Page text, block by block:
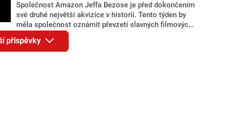
Společnost Amazon Jeffa Bezose je před dokončením
své druhé největší akvizice v historii. Tento týden by
měla společnost oznámit převzetí slavných filmových
studií Metro-Goldwyn-Mayer. Internetový gigant by měl
za studia zaplatit 8,45 miliardy dolarů (asi 175 miliard
korun). Akvizicí MGM Amazon výrazně posílí svou
příspěvky